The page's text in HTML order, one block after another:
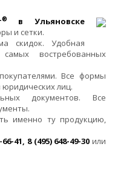
®
в Ульяновске
и сетки.
скидок. Удобная
востребованных
Все формы
юридических лиц.
документов. Все
именно ту продукцию,
66-41, 8 (495) 648-49-30 или